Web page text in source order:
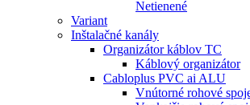
Netienené
Variant
Inštalačné kanály
Organizátor káblov TC
Káblový organizátor
Cabloplus PVC ai ALU
Vnútorné rohové